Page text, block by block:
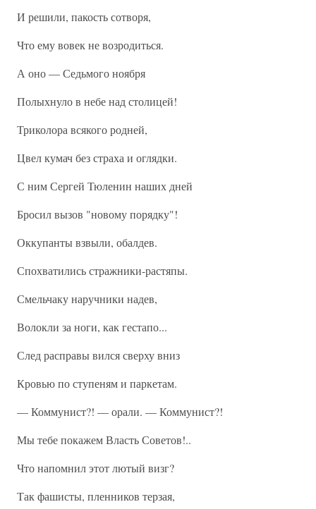
И решили, пакость сотворя,
Что ему вовек не возродиться.
А оно — Седьмого ноября
Полыхнуло в небе над столицей!
Триколора всякого родней,
Цвел кумач без страха и оглядки.
С ним Сергей Тюленин наших дней
Бросил вызов "новому порядку"!
Оккупанты взвыли, обалдев.
Спохватились стражники-растяпы.
Смельчаку наручники надев,
Волокли за ноги, как гестапо...
След расправы вился сверху вниз
Кровью по ступеням и паркетам.
— Коммунист?! — орали. — Коммунист?!
Мы тебе покажем Власть Советов!..
Что напомнил этот лютый визг?
Так фашисты, пленников терзая,